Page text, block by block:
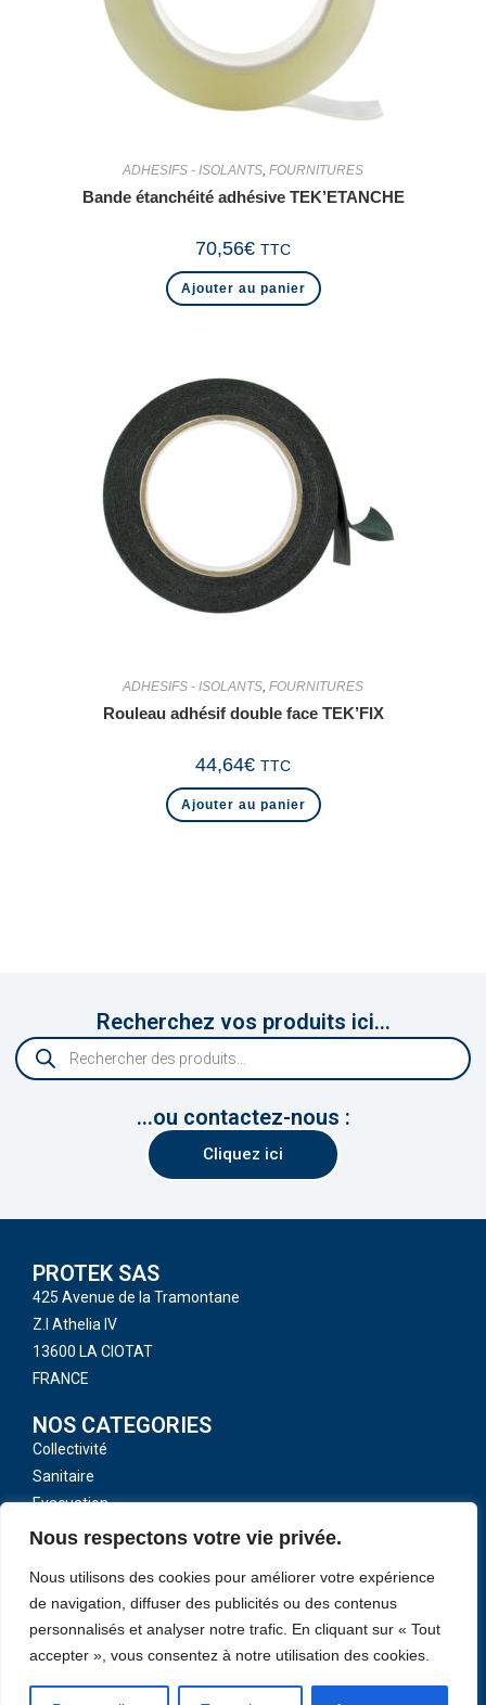
Nous respectons votre vie privée.
Nous utilisons des cookies pour améliorer votre expérience
de navigation, diffuser des publicités ou des contenus
personnalisés et analyser notre trafic. En cliquant sur « Tout
accepter », vous consentez à notre utilisation des cookies.
ADHESIFS - ISOLANTS, FOURNITURES
Bande étanchéité adhésive TEK’ETANCHE
70,56€ TTC
Ajouter au panier
ADHESIFS - ISOLANTS FOURNITURES
Rouleau adhésif double face TEK’FIX
44,64€ TTC
Ajouter au panier
Recherchez vos produits ici...
...ou contactez-nous :
Cliquez ici
PROTEK SAS
425 Avenue de la Tramontane
Z.I Athelia IV
13600 LA CIOTAT
FRANCE
NOS CATEGORIES
Collectivité
Sanitaire
Evacuation
Toutes nos catégories
LIENS UTILES
CGV
Mentions légales
Politique de confidentialité
Contactez-Nous